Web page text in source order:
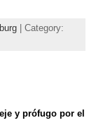
| Category:
y prófugo por el